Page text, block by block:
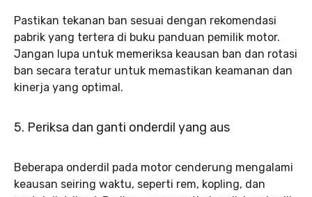
Pastikan tekanan ban sesuai dengan rekomendasi
pabrik yang tertera di buku panduan pemilik motor.
Jangan lupa untuk memeriksa keausan ban dan rotasi
ban secara teratur untuk memastikan keamanan dan
kinerja yang optimal.
5. Periksa dan ganti onderdil yang aus
Beberapa onderdil pada motor cenderung mengalami
keausan seiring waktu, seperti rem, kopling, dan